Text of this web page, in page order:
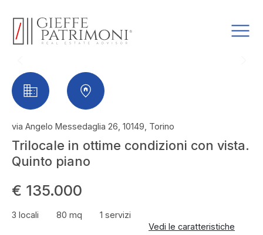
via Angelo Messedaglia 26, 10149, Torino
Trilocale in ottime condizioni con vista.
Quinto piano
€ 135.000
3 locali 80 mq
1 servizi
Vedi le caratteristiche